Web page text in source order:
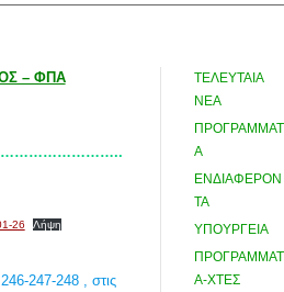
– ΦΠΑ
26 Λήψη
247-248 , στις
ΤΕΛΕΥΤΑΙΑ
ΝΕΑ
ΠΡΟΓΡΑΜΜΑΤ
Α
ΕΝΔΙΑΦΕΡΟΝ
ΤΑ
ΥΠΟΥΡΓΕΙΑ
ΠΡΟΓΡΑΜΜΑΤ
Α-ΧΤΕΣ